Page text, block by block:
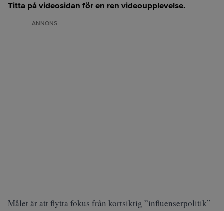
Titta på videosidan för en ren videoupplevelse.
ANNONS
Målet är att flytta fokus från kortsiktig ”influenserpolitik”